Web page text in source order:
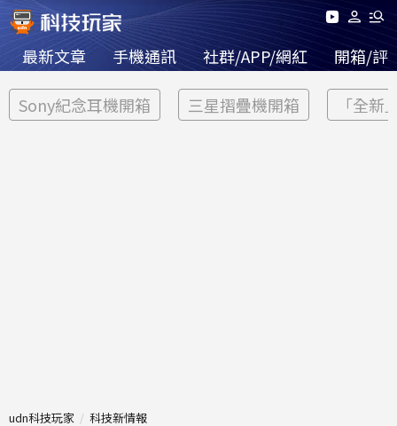
最新文章 手機通訊 社群/APP/網紅 開箱/評
Sony紀念耳機開箱 三星摺疊機開箱 「全新
udn科技玩家 科技新情報